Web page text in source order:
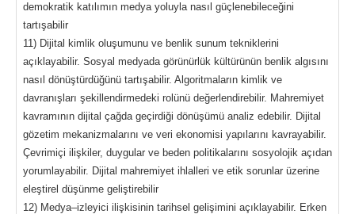
demokratik katılımın medya yoluyla nasıl güçlenebileceğini
tartışabilir
11) Dijital kimlik oluşumunu ve benlik sunum tekniklerini
açıklayabilir. Sosyal medyada görünürlük kültürünün benlik algısını
nasıl dönüştürdüğünü tartışabilir. Algoritmaların kimlik ve
davranışları şekillendirmedeki rolünü değerlendirebilir. Mahremiyet
kavramının dijital çağda geçirdiği dönüşümü analiz edebilir. Dijital
gözetim mekanizmalarını ve veri ekonomisi yapılarını kavrayabilir.
Çevrimiçi ilişkiler, duygular ve beden politikalarını sosyolojik açıdan
yorumlayabilir. Dijital mahremiyet ihlalleri ve etik sorunlar üzerine
eleştirel düşünme geliştirebilir
12) Medya–izleyici ilişkisinin tarihsel gelişimini açıklayabilir. Erken